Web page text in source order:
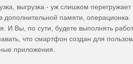
выгрузка - уж слишком
дополнительной памяти, операционка
И Вы, по сути, будете выполнять
что смартфон создан для
приложения.